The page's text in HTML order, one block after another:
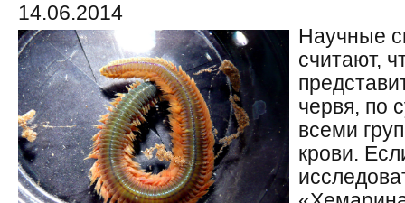
14.06.2014
Научные
считают,
червя, по
всеми
крови.